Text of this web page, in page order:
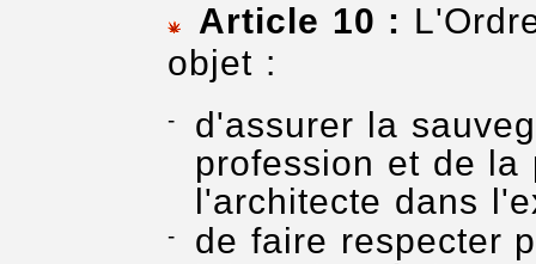
Article 10 :
objet :
d'assurer la
profession et de
l'architecte dans
de faire respecter